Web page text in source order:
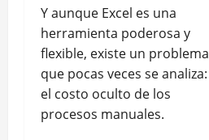
Y aunque Excel es una
herramienta poderosa y
flexible, existe un problema
que pocas veces se analiza:
el costo oculto de los
procesos manuales.